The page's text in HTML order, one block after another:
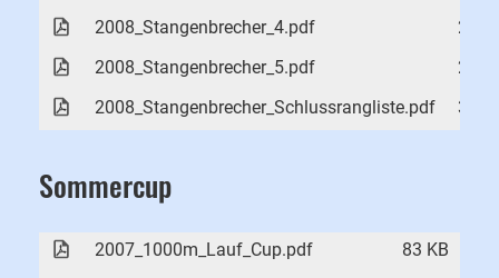
2008_Stangenbrecher_4.pdf
29
2008_Stangenbrecher_5.pdf
23
2008_Stangenbrecher_Schlussrangliste.pdf
32
Sommercup
2007_1000m_Lauf_Cup.pdf
83 KB